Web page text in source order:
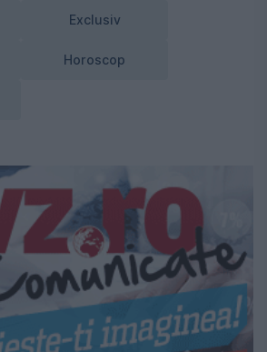
Exclusiv
Horoscop